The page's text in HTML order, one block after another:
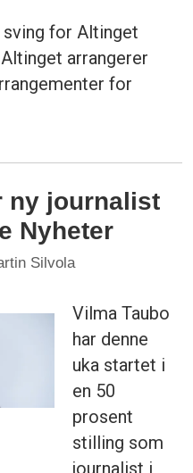
for Altinget
arrangerer
for
ny journalist
Nyheter
Silvola
Vilma Taubo
har denne
uka startet i
en 50
prosent
stilling som
journalist i